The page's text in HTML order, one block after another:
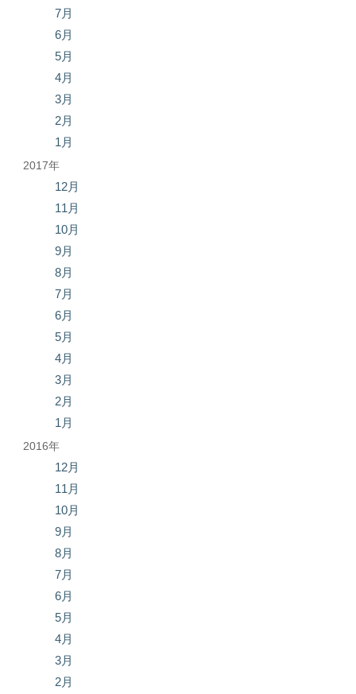
7月
6月
5月
4月
3月
2月
1月
2017年
12月
11月
10月
9月
8月
7月
6月
5月
4月
3月
2月
1月
2016年
12月
11月
10月
9月
8月
7月
6月
5月
4月
3月
2月